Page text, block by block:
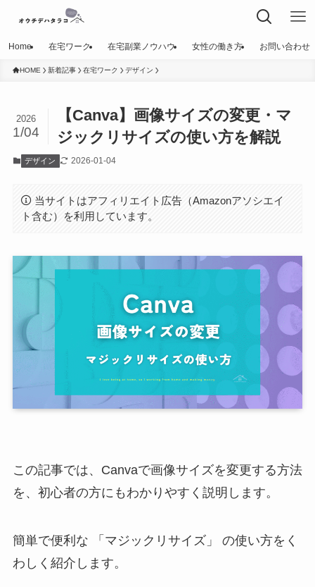
Home 在宅ワーク 在宅副業ノウハウ 女性の働き方 お問い合わせ
HOME 新着記事 在宅ワーク デザイン
【Canva】画像サイズの変更・マ
ジックリサイズの使い方を解説
2026
1/04
デザイン 2026-01-04
当サイトはアフィリエイト広告（Amazonアソシエイ
ト含む）を利用しています。
この記事では、Canvaで画像サイズを変更する方法
を、初心者の方にもわかりやすく説明します。
簡単で便利な 「マジックリサイズ」 の使い方をく
わしく紹介します。